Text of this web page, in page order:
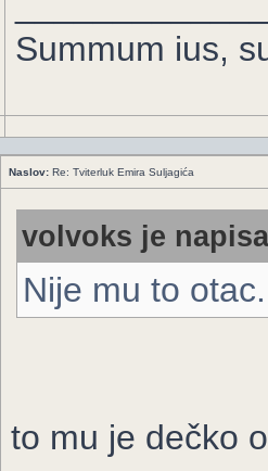
Summum ius,
Naslov: Re: Tviterluk Emira Suljagića
volvoks je
Nije mu to otac.
to mu je dečko